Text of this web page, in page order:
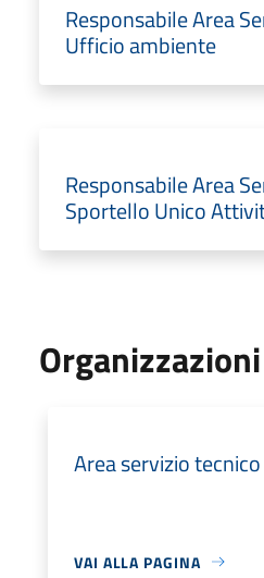
Responsabile Area
Ufficio ambiente
Responsabile Area
Sportello Unico
Organizzazioni
Area servizio tecnico
VAI ALLA PAGINA